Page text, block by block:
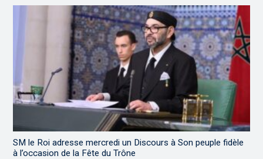
SM le Roi adresse mercredi un Discours à Son peuple fidèle
à l’occasion de la Fête du Trône